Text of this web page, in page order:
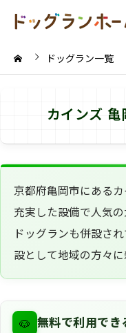
ドッグラン一覧
カインズ 亀
京都府亀岡市にある
充実した設備で人気
ドッグランも併設さ
設として地域の方々に
🐶 無料で利用でき